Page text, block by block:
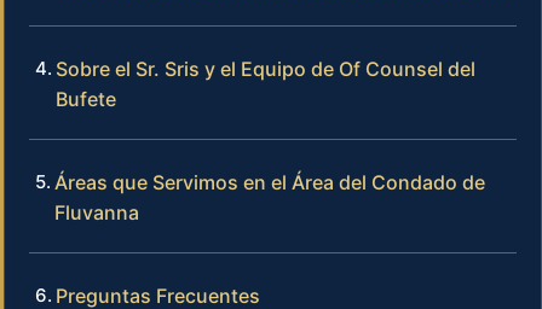
Sobre el Sr. Sris y el Equipo de Of Counsel del
Bufete
Áreas que Servimos en el Área del Condado de
Fluvanna
Preguntas Frecuentes